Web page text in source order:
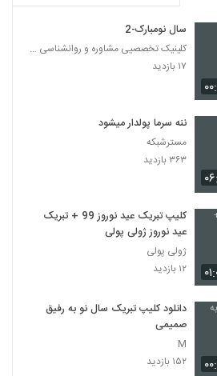
سال نومبارک-2
کلینیک تخصصیی مشاوره و روانشناسی خانواده ایرانی
۱۷ بازدید
ننه سرما پولدار میشود
مسترشبکه
۳۶۳ بازدید
کلیپ تبریک عید نوروز 99 + تبریک
عید نوروز ژولی پولی
ژولی پولی
۱۲ بازدید
دانلود کلیپ تبریک سال نو به رفیق
صمیمی
M
۱۵۲ بازدید